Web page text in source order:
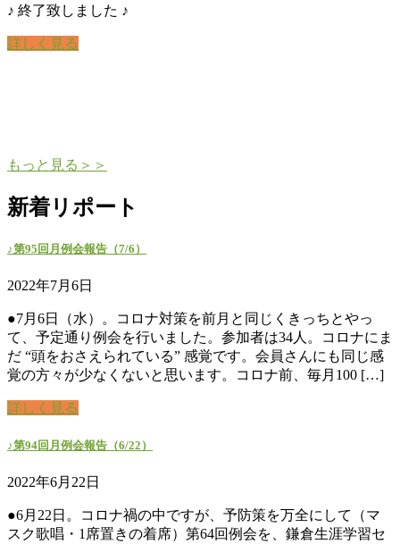
♪ 終了致しました ♪
詳しく見る
もっと見る＞＞
新着リポート
♪第95回月例会報告（7/6）
2022年7月6日
●7月6日（水）。コロナ対策を前月と同じくきっちとやっ
て、予定通り例会を行いました。参加者は34人。コロナにま
だ “頭をおさえられている” 感覚です。会員さんにも同じ感
覚の方々が少なくないと思います。コロナ前、毎月100 […]
詳しく見る
♪第94回月例会報告（6/22）
2022年6月22日
●6月22日。コロナ禍の中ですが、予防策を万全にして（マ
スク歌唱・1席置きの着席）第64回例会を、鎌倉生涯学習セ